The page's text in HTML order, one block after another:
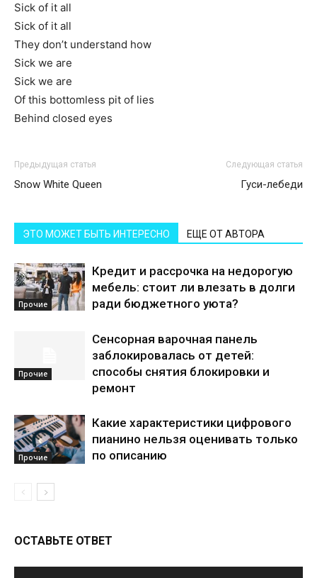
Sick of it all
Sick of it all
They don’t understand how
Sick we are
Sick we are
Of this bottomless pit of lies
Behind closed eyes
Предыдущая статья
Snow White Queen
Следующая статья
Гуси-лебеди
ЭТО МОЖЕТ БЫТЬ ИНТЕРЕСНО ЕЩЕ ОТ АВТОРА
Прочие
Кредит и рассрочка на недорогую
мебель: стоит ли влезать в долги
ради бюджетного уюта?
Прочие
Сенсорная варочная панель
заблокировалась от детей:
способы снятия блокировки и
ремонт
Прочие
Какие характеристики цифрового
пианино нельзя оценивать только
по описанию
ОСТАВЬТЕ ОТВЕТ